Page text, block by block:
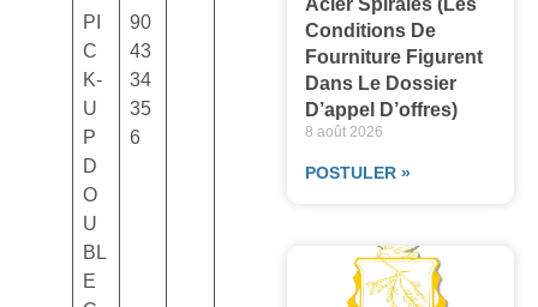
PI
C
K-
U
P
D
O
U
BL
E
90
43
34
35
6
Acier Spiralés (les
Conditions De
Fourniture Figurent
Dans Le Dossier
D’appel D’offres)
8 août 2026
POSTULER »